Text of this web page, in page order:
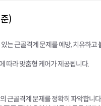
)
는 근골격계 문제를 예방, 치유하
따라 맞춤형 케어가 제공됩니다.
근골격계 문제를 정확히 파악합니다.